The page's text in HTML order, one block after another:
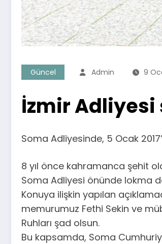
Güncel Admin 9
İzmir
Soma Adliyesinde, 5 Ocak
8 yıl önce kahramanca şehit
Soma Adliyesi önünde lokma
Konuya ilişkin yapılan
memurumuz Fethi Sekin ve
Ruhları şad olsun.
Bu kapsamda, Soma